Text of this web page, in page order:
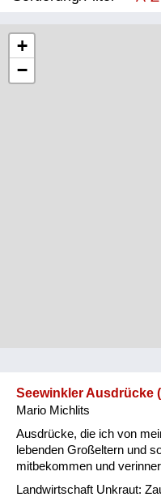
+
−
Seewinkler Ausdrücke
Mario Michlits
Ausdrücke, die ich von
lebenden Großeltern und
mitbekommen und
Landwirtschaft Unkraut: